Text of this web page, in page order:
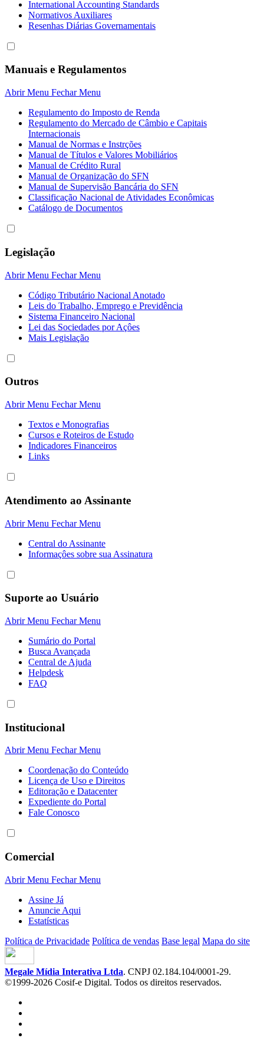
International Accounting Standards
Normativos Auxiliares
Resenhas Diárias Governamentais
Manuais e Regulamentos
Abrir Menu Fechar Menu
Regulamento do Imposto de Renda
Regulamento do Mercado de Câmbio e Capitais
Internacionais
Manual de Normas e Instrções
Manual de Títulos e Valores Mobiliários
Manual de Crédito Rural
Manual de Organização do SFN
Manual de Supervisão Bancária do SFN
Classificação Nacional de Atividades Econômicas
Catálogo de Documentos
Legislação
Abrir Menu Fechar Menu
Código Tributário Nacional Anotado
Leis do Trabalho, Emprego e Previdência
Sistema Financeiro Nacional
Lei das Sociedades por Açôes
Mais Legislação
Outros
Abrir Menu Fechar Menu
Textos e Monografias
Cursos e Roteiros de Estudo
Indicadores Financeiros
Links
Atendimento ao Assinante
Abrir Menu Fechar Menu
Central do Assinante
Informaçôes sobre sua Assinatura
Suporte ao Usuário
Abrir Menu Fechar Menu
Sumário do Portal
Busca Avançada
Central de Ajuda
Helpdesk
FAQ
Institucional
Abrir Menu Fechar Menu
Coordenação do Conteúdo
Licença de Uso e Direitos
Editoração e Datacenter
Expediente do Portal
Fale Conosco
Comercial
Abrir Menu Fechar Menu
Assine Já
Anuncie Aqui
Estatísticas
Política de Privacidade Política de vendas Base legal Mapa do site
Megale Mídia Interativa Ltda. CNPJ 02.184.104/0001-29.
©1999-2026 Cosif-e Digital. Todos os direitos reservados.